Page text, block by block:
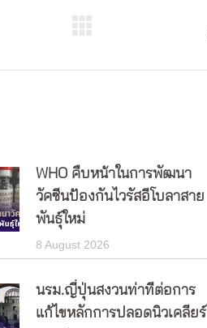
WHO คืบหน้าในการพัฒนา
วัคซีนป้องกันไวรัสอีโบลาสาย
พันธุ์ใหม่
8 August 2026
นรม.ญี่ปุ่นสงวนท่าทีต่อการ
แก้ไขหลักการปลอดนิวเคลียร์